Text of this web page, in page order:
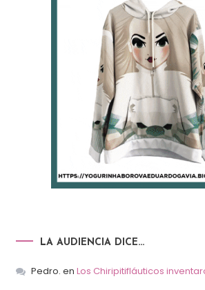
LA AUDIENCIA DICE…
Pedro. en Los Chiripitifláuticos